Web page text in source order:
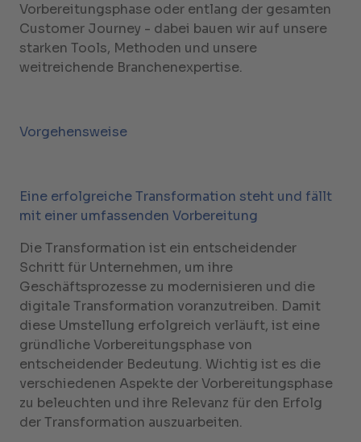
Vorbereitungsphase oder entlang der gesamten
Customer Journey - dabei bauen wir auf unsere
starken Tools, Methoden und unsere
weitreichende Branchenexpertise.
Vorgehensweise
Eine erfolgreiche Transformation steht und fällt
mit einer umfassenden Vorbereitung
Die Transformation ist ein entscheidender
Schritt für Unternehmen, um ihre
Geschäftsprozesse zu modernisieren und die
digitale Transformation voranzutreiben. Damit
diese Umstellung erfolgreich verläuft, ist eine
gründliche Vorbereitungsphase von
entscheidender Bedeutung. Wichtig ist es die
verschiedenen Aspekte der Vorbereitungsphase
zu beleuchten und ihre Relevanz für den Erfolg
der Transformation auszuarbeiten.